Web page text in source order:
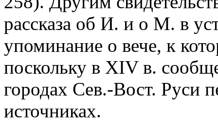
рассказа об И. и о М. в
упоминание о вече, к
поскольку в XIV в.
городах Сев.-Вост. Руси
источниках.